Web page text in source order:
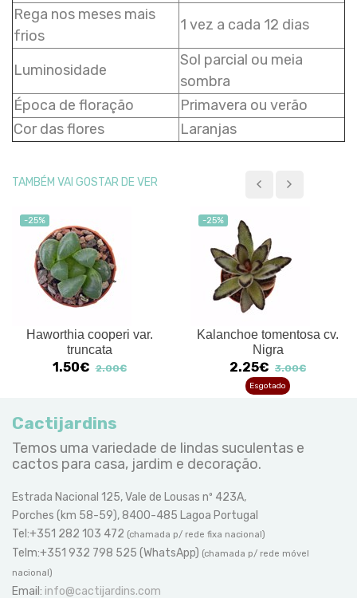
Rega nos meses mais
frios
1 vez a cada 12 dias
Luminosidade
Sol parcial ou meia
sombra
Época de floração
Primavera ou verão
Cor das flores
Laranjas
TAMBÉM VAI GOSTAR DE VER
-25%
Haworthia cooperi var.
truncata
1.50€ 2.00€
-25%
Kalanchoe tomentosa cv.
Nigra
2.25€ 3.00€
Esgotado
Cactijardins
Temos uma variedade de lindas suculentas e
cactos para casa, jardim e decoração.
Estrada Nacional 125, Vale de Lousas nº 423A,
Porches (km 58-59), 8400-485 Lagoa Portugal
Tel:+351 282 103 472 (chamada p/ rede fixa nacional)
Telm:+351 932 798 525 (WhatsApp) (chamada p/ rede móvel
nacional)
Email: info@cactijardins.com